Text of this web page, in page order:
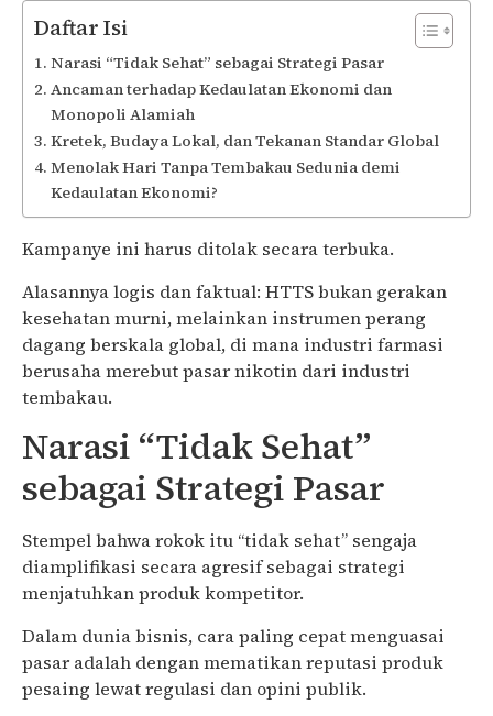
Daftar Isi
Narasi “Tidak Sehat” sebagai Strategi Pasar
Ancaman terhadap Kedaulatan Ekonomi dan
Monopoli Alamiah
Kretek, Budaya Lokal, dan Tekanan Standar Global
Menolak Hari Tanpa Tembakau Sedunia demi
Kedaulatan Ekonomi?
Kampanye ini harus ditolak secara terbuka.
Alasannya logis dan faktual: HTTS bukan gerakan
kesehatan murni, melainkan instrumen perang
dagang berskala global, di mana industri farmasi
berusaha merebut pasar nikotin dari industri
tembakau.
Narasi “Tidak Sehat”
sebagai Strategi Pasar
Stempel bahwa rokok itu “tidak sehat” sengaja
diamplifikasi secara agresif sebagai strategi
menjatuhkan produk kompetitor.
Dalam dunia bisnis, cara paling cepat menguasai
pasar adalah dengan mematikan reputasi produk
pesaing lewat regulasi dan opini publik.